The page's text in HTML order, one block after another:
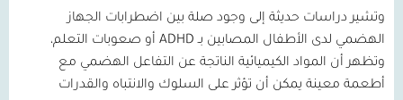
وتشير دراسات حديثة إلى وجود صلة بين اضطرابات الجهاز
الهضمي لدى الأطفال المصابين بـ ADHD أو صعوبات التعلم،
وتظهر أن المواد الكيميائية الناتجة عن التفاعل الهضمي مع
أطعمة معينة يمكن أن تؤثر على السلوك والانتباه والقدرات